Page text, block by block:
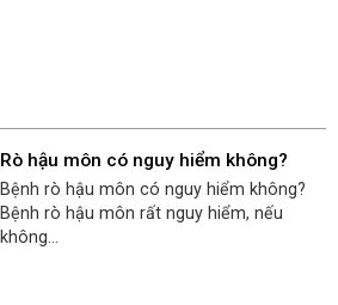
Rò hậu môn có nguy hiểm không?
Bệnh rò hậu môn có nguy hiểm không?
Bệnh rò hậu môn rất nguy hiểm, nếu
không...